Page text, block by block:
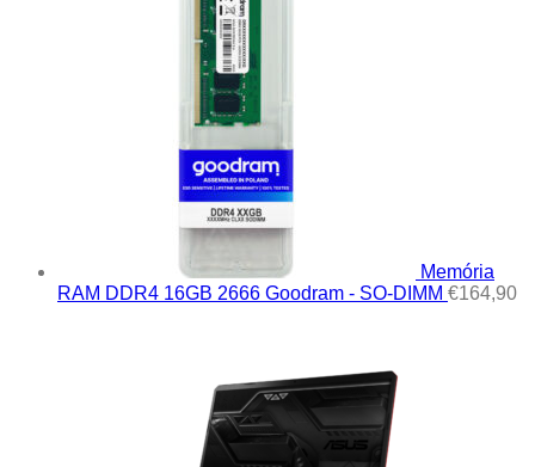
Memória
RAM DDR4 16GB 2666 Goodram - SO-DIMM €164,90